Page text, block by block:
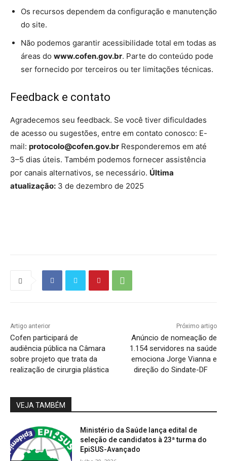
Os recursos dependem da configuração e manutenção
do site.
Não podemos garantir acessibilidade total em todas as
áreas do www.cofen.gov.br. Parte do conteúdo pode
ser fornecido por terceiros ou ter limitações técnicas.
Feedback e contato
Agradecemos seu feedback. Se você tiver dificuldades
de acesso ou sugestões, entre em contato conosco: E-
mail: protocolo@cofen.gov.br Responderemos em até
3–5 dias úteis. Também podemos fornecer assistência
por canais alternativos, se necessário. Última
atualização: 3 de dezembro de 2025
Artigo anterior
Cofen participará de
audiência pública na Câmara
sobre projeto que trata da
realização de cirurgia plástica
Próximo artigo
Anúncio de nomeação de
1.154 servidores na saúde
emociona Jorge Vianna e
direção do Sindate-DF
VEJA TAMBÉM
Ministério da Saúde lança edital de
seleção de candidatos à 23ª turma do
EpiSUS-Avançado